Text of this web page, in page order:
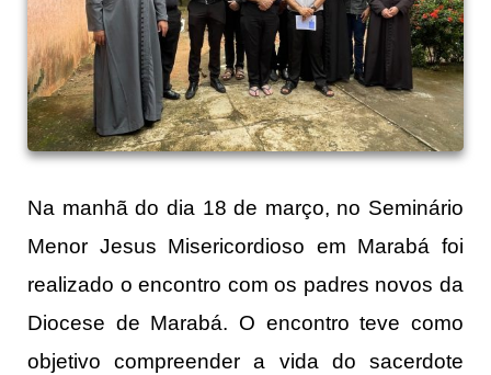
Na manhã do dia 18 de março, no Seminário
Menor Jesus Misericordioso em Marabá foi
realizado o encontro com os padres novos da
Diocese de Marabá. O encontro teve como
objetivo compreender a vida do sacerdote